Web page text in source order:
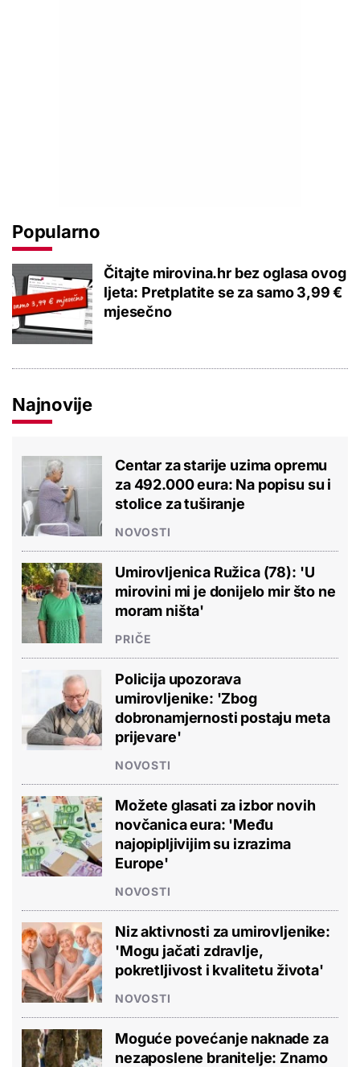
Popularno
Čitajte mirovina.hr bez oglasa ovog
ljeta: Pretplatite se za samo 3,99 €
mjesečno
Najnovije
Centar za starije uzima opremu
za 492.000 eura: Na popisu su i
stolice za tuširanje
NOVOSTI
Umirovljenica Ružica (78): 'U
mirovini mi je donijelo mir što ne
moram ništa'
PRIČE
Policija upozorava
umirovljenike: 'Zbog
dobronamjernosti postaju meta
prijevare'
NOVOSTI
Možete glasati za izbor novih
novčanica eura: 'Među
najopipljivijim su izrazima
Europe'
NOVOSTI
Niz aktivnosti za umirovljenike:
'Mogu jačati zdravlje,
pokretljivost i kvalitetu života'
NOVOSTI
Moguće povećanje naknade za
nezaposlene branitelje: Znamo